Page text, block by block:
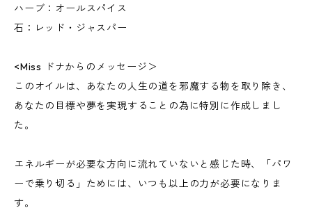
ハーブ：オールスパイス
石：レッド・ジャスパー
<Miss ドナからのメッセージ＞
このオイルは、あなたの人生の道を邪魔する物を取り除き、
あなたの目標や夢を実現することの為に特別に作成しまし
た。
エネルギーが必要な方向に流れていないと感じた時、「パワ
ーで乗り切る」ためには、いつも以上の力が必要になりま
す。